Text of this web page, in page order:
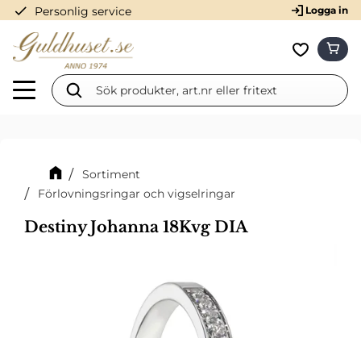
Meny
check Personlig service Logga in
Sortiment
Förlovningsringar och vigselringar
Destiny Johanna 18Kvg DIA